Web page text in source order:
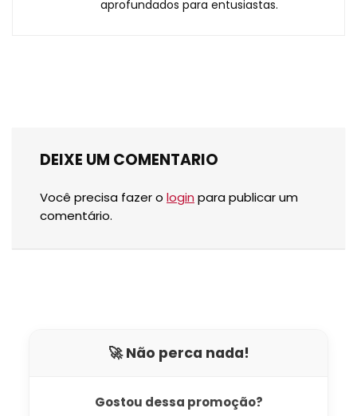
aprofundados para entusiastas.
DEIXE UM COMENTARIO
Você precisa fazer o login para publicar um
comentário.
🚀 Não perca nada!
Gostou dessa promoção?